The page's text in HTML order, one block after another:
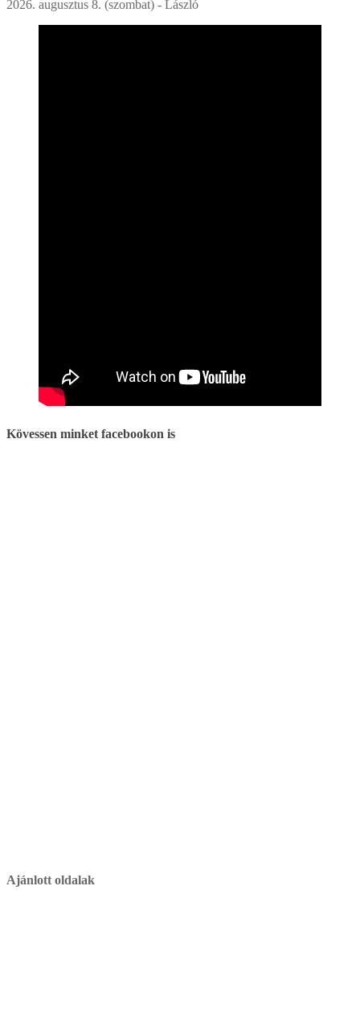
2026. augusztus 8. (szombat) - László
Kövessen minket facebookon is
Ajánlott oldalak